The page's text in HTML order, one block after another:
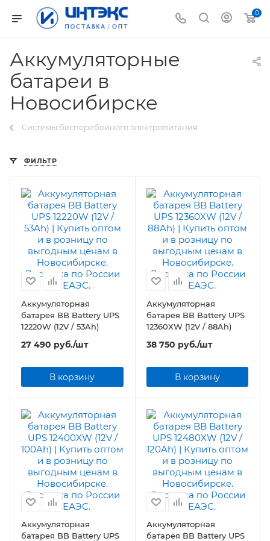
0
Аккумуляторные
батареи в
Новосибирске
Системы бесперебойного электропитания
ФИЛЬТР
Аккумуляторная
батарея BB Battery UPS
12220W (12V / 53Ah)
27 490 руб./шт
В корзину
Аккумуляторная
батарея BB Battery UPS
12360XW (12V / 88Ah)
38 750 руб./шт
В корзину
Аккумуляторная
батарея BB Battery UPS
Аккумуляторная
батарея BB Battery UPS